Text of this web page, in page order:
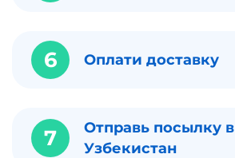
6 Оплати доставку
7
Отправь посылку в
Узбекистан